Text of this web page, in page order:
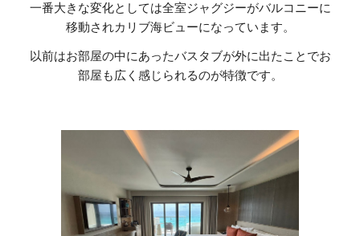
一番大きな変化としては全室ジャグジーがバルコニーに
移動されカリブ海ビューになっています。
以前はお部屋の中にあったバスタブが外に出たことでお
部屋も広く感じられるのが特徴です。